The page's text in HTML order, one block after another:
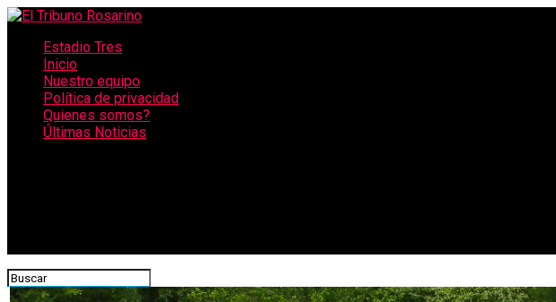
Estadio Tres
Inicio
Nuestro equipo
Política de privacidad
Quienes somos?
Últimas Noticias